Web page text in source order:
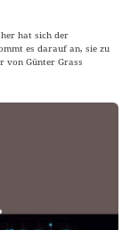
hat sich der
es darauf an, sie zu
von Günter Grass